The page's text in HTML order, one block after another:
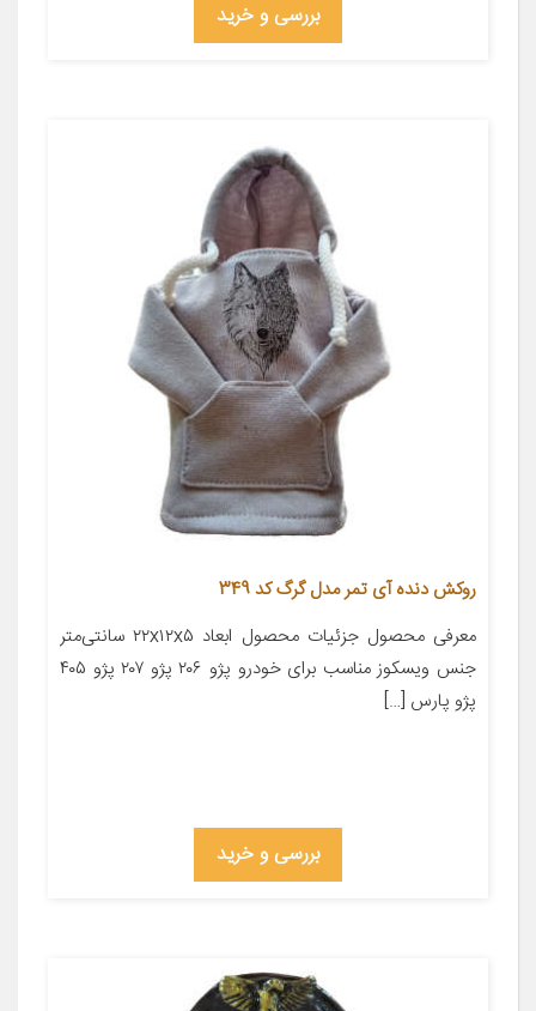
بررسی و خرید
روکش دنده آی تمر مدل گرگ کد 349
معرفی محصول جزئیات محصول ابعاد ۲۲x۱۲x۵ سانتی‌متر
جنس ویسکوز مناسب برای خودرو پژو ۲۰۶ پژو ۲۰۷ پژو ۴۰۵
پژو پارس […]
بررسی و خرید